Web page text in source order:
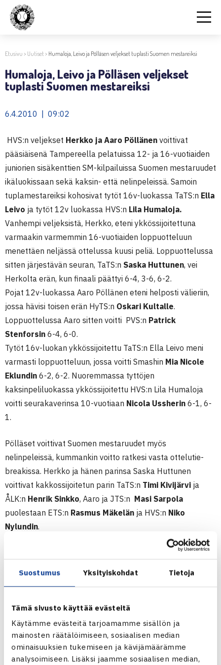
Suostumus Yksityiskohdat Tietoja
Tämä sivusto käyttää evästeitä
Käytämme evästeitä tarjoamamme sisällön ja
mainosten räätälöimiseen, sosiaalisen median
ominaisuuksien tukemiseen ja kävijämäärämme
analysoimiseen. Lisäksi jaamme sosiaalisen median,
Etusivu > Uutiset> Humaloja, Leivo ja Pölläsen veljekset tuplasti Suomen mestareiksi
Humaloja, Leivo ja Pölläsen veljekset
tuplasti Suomen mestareiksi
6.4.2010 | 09:02
HVS:n veljekset Herkko ja Aaro Pöllänen voittivat
pääsiäisenä Tampereella pelatuissa 12- ja 16-vuotiaiden
juniorien sisäkenttien SM-kilpailuissa Suomen mestaruudet
ikäluokissaan sekä kaksin- että nelinpeleissä. Samoin
tuplamestareiksi kohosivat tytöt 16v-luokassa TaTS:n Ella
Leivo ja tytöt 12v luokassa HVS:n Lila Humaloja.
Vanhempi veljeksistä, Herkko, eteni ykkössijoitettuna
varmaakin varmemmin 16-vuotiaiden loppuotteluun
menettäen neljässä ottelussa kuusi peliä. Loppuottelussa
sitten järjestävän seuran, TaTS:n Saska Huttunen, vei
Herkolta erän, kun finaali päättyi 6-4, 3-6, 6-2.
Pojat 12v-luokassa Aaro Pöllänen eteni helposti välieriin,
jossa hävisi toisen erän HyTS:n Oskari Kultalle.
Loppuottelussa Aaro sitten voitti PVS:n Patrick
Stenforsin 6-4, 6-0.
Tytöt 16v-luokan ykkössijoitettu TaTS:n Ella Leivo meni
varmasti loppuotteluun, jossa voitti Smashin Mia Nicole
Eklundin 6-2, 6-2. Nuoremmassa tyttöjen
kaksinpeliluokassa ykkössijoitettu HVS:n Lila Humaloja
voitti seurakaverinsa 10-vuotiaan Nicola Ussherin 6-1, 6-
1.
Pölläset voittivat Suomen mestaruudet myös
nelinpeleissä, kummankin voitto ratkesi vasta ottelutie-
breakissa. Herkko ja hänen parinsa Saska Huttunen
voittivat kakkossijoitetun parin TaTS:n Timi Kivijärvi ja
ÅLK:n Henrik Sinkko, Aaro ja JTS:n Masi Sarpola
puolestaan ETS:n Rasmus Mäkelän ja HVS:n Niko
Nylundin.
Annika Sillanpää.Pari
Jessica
Malisen
, jotka maaliskuussa voittivat Pajulahdessa T16-
Salosenkanssa. Pari voitti 12v-nelinpelin loppuottelussa
TVS:nVenla Anderssoninja HVS:n Nicola Ussherin.
Juniorien 12v ja 16v sisäkenttien SM-kilpailut